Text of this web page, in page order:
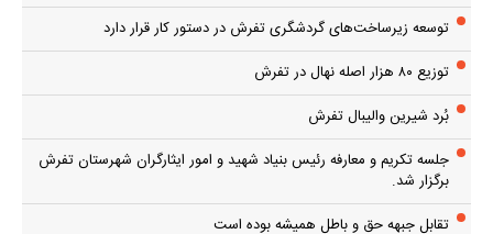
توسعه زیرساخت‌های گردشگری تفرش در دستور کار قرار دارد
توزیع ۸۰ هزار اصله نهال در تفرش
بُرد شیرین والیبال تفرش
جلسه تکریم و معارفه رئیس بنیاد شهید و امور ایثارگران شهرستان تفرش
برگزار شد.
تقابل جبهه حق و باطل همیشه بوده است